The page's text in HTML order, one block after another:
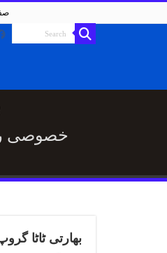
خصوصی
بھارتی ٹاٹا